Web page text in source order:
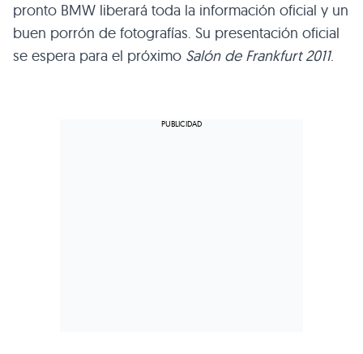
pronto BMW liberará toda la información oficial y un
buen porrón de fotografías. Su presentación oficial
se espera para el próximo Salón de Frankfurt 2011.